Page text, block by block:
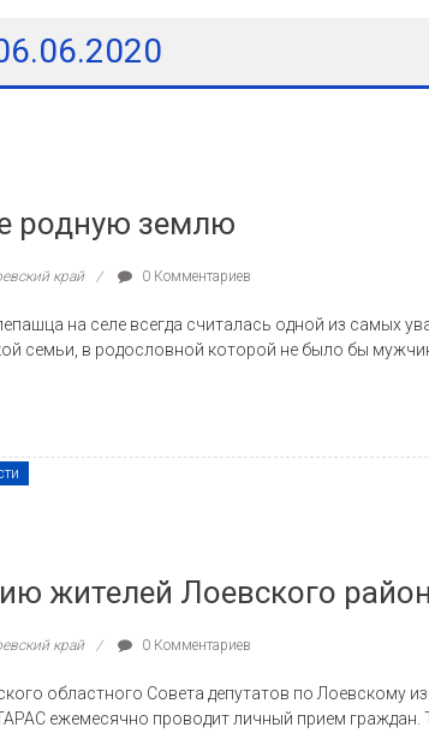
родную землю
край 0 Комментариев
на селе всегда считалась одной из самых
семьи, в родословной которой не было бы
жителей Лоевского
край 0 Комментариев
областного Совета депутатов по Лоевскому
ежемесячно проводит личный прием граждан.